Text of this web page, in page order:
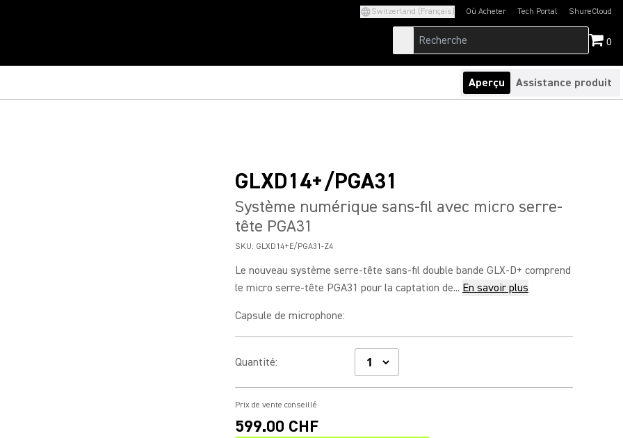
Switzerland (Français) Où Acheter Tech Portal
(Opens in a new tab)ShureCloud
(Opens in a new
0
Aperçu Assistance produit
GLXD14+/PGA31
Système numérique sans-fil avec micro serre-
tête PGA31
SKU: GLXD14+E/PGA31-Z4
Le nouveau système serre-tête sans-fil double bande GLX-D+ comprend
le micro serre-tête PGA31 pour la captation de... En savoir plus
Capsule de microphone:
Quantité:
Prix de vente conseillé
599.00 CHF